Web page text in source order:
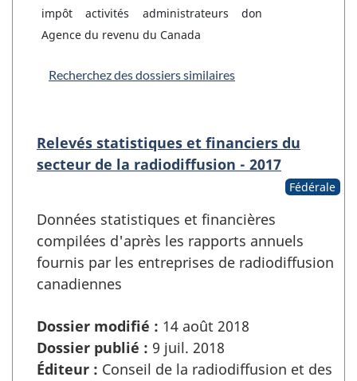
impôt
activités administrateurs
don
Agence du revenu du Canada
Recherchez des dossiers similaires
Relevés statistiques et financiers du
secteur de la radiodiffusion - 2017
Fédérale
Données statistiques et financières
compilées d'après les rapports annuels
fournis par les entreprises de radiodiffusion
canadiennes
Dossier modifié : 14 août 2018
Dossier publié : 9 juil. 2018
Éditeur : Conseil de la radiodiffusion et des